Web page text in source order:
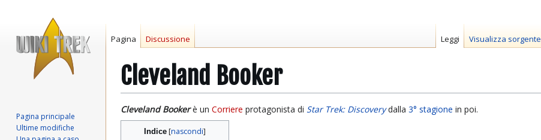
Cleveland Booker
Vai
alla
navigazione
Vai
alla
ricerca
Cleveland Bookerè un Corriere protagonista di Star Trek: Discoverydalla 3° stagione in poi.
Indice
Pagina Discussione Leggi Visualizza sorgente
Pagina principale
Ultime modifiche